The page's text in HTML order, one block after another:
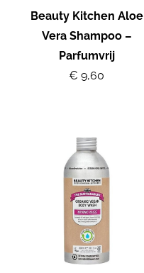
Beauty Kitchen Aloe
Vera Shampoo –
Parfumvrij
€ 9,60